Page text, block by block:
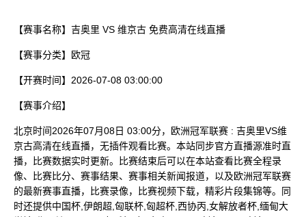
【赛事名称】 吉奥里 VS 维京古 免费高清在线直播
【赛事分类】 欧冠
【开赛时间】 2026-07-08 03:00:00
【赛事介绍】
北京时间2026年07月08日 03:00分，欧洲冠军联赛 : 吉奥里VS维
京古高清在线直播，无插件观看比赛。本站同步官方直播源准时直
播，比赛数据实时更新。比赛结束后可以在本站查看比赛全程录
像、比赛比分、赛事结果、赛事相关新闻报道，以及欧洲冠军联赛
的最新赛事直播，比赛录像，比赛视频下载，精彩片段集锦等。同
时还提供中国杯,伊朗超,匈联杯,匈超杯,西协丙,女解放者杯,缅甸大